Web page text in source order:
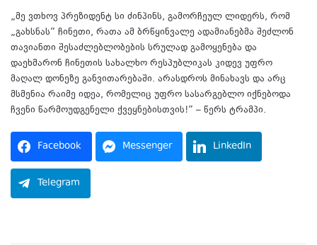
„მე ვთხოვ პრეზიდენტ სი ძინპინს, გამორჩეულ ლიდერს, რომ
„გახსნას” ჩინეთი, რათა ამ ბრწყინვალე ადამიანებმა შეძლონ
თავიანთი შესაძლებლობების სრულად გამოყენება და
დაეხმარონ ჩინეთის სახალხო რესპუბლიკას კიდევ უფრო
მაღალ დონეზე განვითარებაში. არასდროს მინახავს და არც
მსმენია რაიმე იდეა, რომელიც უფრო სასარგებლო იქნებოდა
ჩვენი წარმოუდგენელი ქვეყნებისთვის!” – წერს ტრამპი.
Facebook Messenger LinkedIn
Telegram